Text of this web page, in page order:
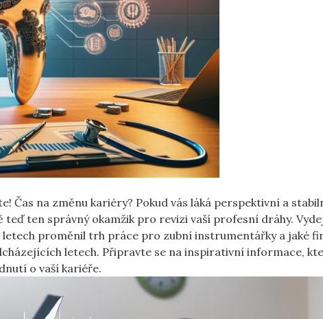
Čas na​ změnu kariéry? Pokud vás ⁣láká perspektivní a
ten správný okamžik pro​ revizi vaší ​profesní dráhy.
letech proměnil trh práce pro zubní instrumentářky ‍a jaké⁣
letech. Připravte se‍ na inspirativní informace,
o vaší kariéře.